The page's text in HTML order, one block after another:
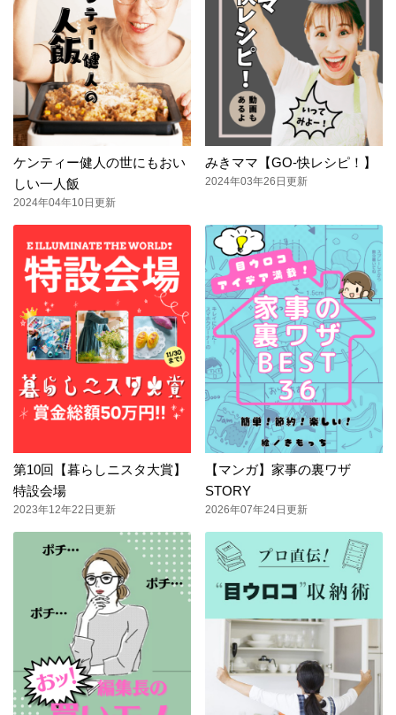
ケンティー健人の世にもおい
しい一人飯
2024年04年10日更新
みきママ【GO-快レシピ！】
2024年03年26日更新
第10回【暮らしニスタ大賞】
特設会場
2023年12年22日更新
【マンガ】家事の裏ワザ
STORY
2026年07年24日更新